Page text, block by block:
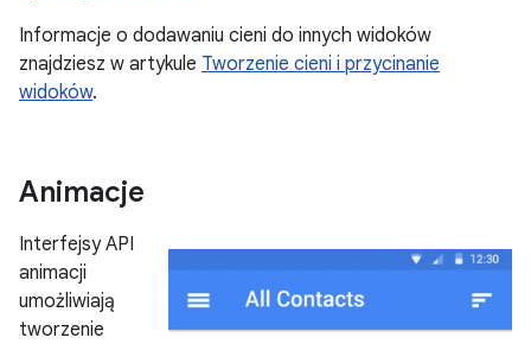
Informacje o dodawaniu cieni do innych widoków
znajdziesz w artykule Tworzenie cieni i przycinanie
widoków.
Animacje
Interfejsy API
animacji
umożliwiają
tworzenie